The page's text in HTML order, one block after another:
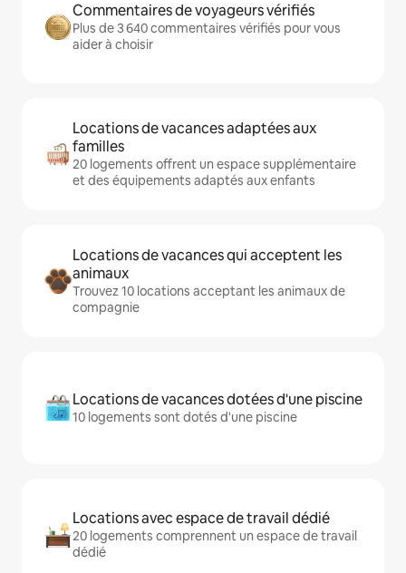
Commentaires de voyageurs vérifiés
Plus de 3 640 commentaires vérifiés pour vous
aider à choisir
Locations de vacances adaptées aux
familles
20 logements offrent un espace supplémentaire
et des équipements adaptés aux enfants
Locations de vacances qui acceptent les
animaux
Trouvez 10 locations acceptant les animaux de
compagnie
Locations de vacances dotées d'une piscine
10 logements sont dotés d'une piscine
Locations avec espace de travail dédié
20 logements comprennent un espace de travail
dédié